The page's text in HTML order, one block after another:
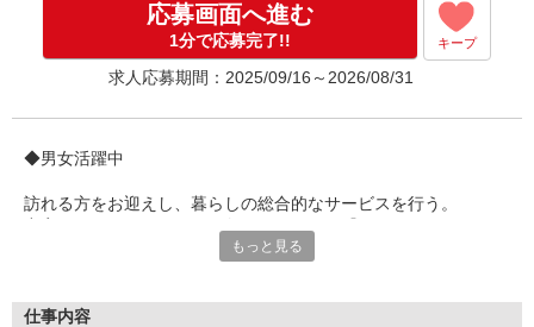
応募画面へ進む
1分で応募完了!! キープ
求人応募期間：2025/09/16～2026/08/31
◆男女活躍中
訪れる方をお迎えし、暮らしの総合的なサービスを行う。
「あなたがいてくれて良かった」と感謝される喜びを、この仕事
もっと見る
仕事内容